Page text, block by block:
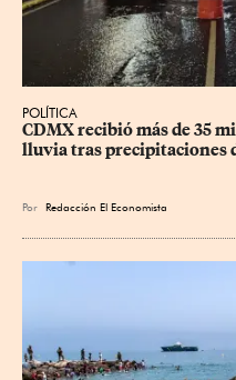
POLÍTICA
CDMX recibió más de 35
lluvia tras precipitaciones
Por Redacción El Economista